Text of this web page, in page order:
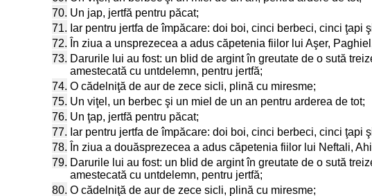
70. Un jap, jertfă pentru păcat;
71. Iar pentru jertfa de împăcare: doi boi, cinci berbeci, cinci
72. În ziua a unsprezecea a adus căpetenia fiilor lui Aşer,
73. Darurile lui au fost: un blid de argint în greutate de o sută
amestecată cu untdelemn, pentru jertfă;
74. O cădelniţă de aur de zece sicli, plină cu miresme;
75. Un viţel, un berbec şi un miel de un an pentru arderea de tot;
76. Un ţap, jertfă pentru păcat;
77. Iar pentru jertfa de împăcare: doi boi, cinci berbeci, cinci
78. În ziua a douăsprezecea a adus căpetenia fiilor lui Neftali,
79. Darurile lui au fost: un blid de argint în greutate de o sută
amestecată cu untdelemn, pentru jertfă;
80. O cădelniţă de aur de zece sicli, plină cu miresme;